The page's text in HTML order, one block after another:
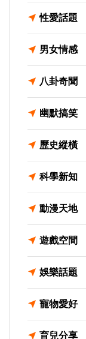
性愛話題
男女情感
八卦奇聞
幽默搞笑
歷史縱橫
科學新知
動漫天地
遊戲空間
娛樂話題
寵物愛好
育兒分享